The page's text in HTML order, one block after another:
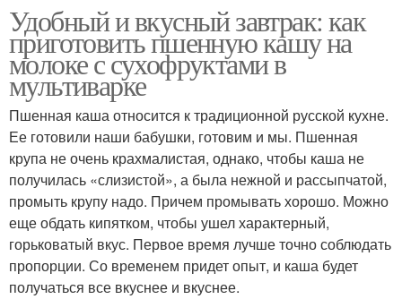
Удобный и вкусный завтрак: как
приготовить пшенную кашу на
молоке с сухофруктами в
мультиварке
Пшенная каша относится к традиционной русской кухне.
Ее готовили наши бабушки, готовим и мы. Пшенная
крупа не очень крахмалистая, однако, чтобы каша не
получилась «слизистой», а была нежной и рассыпчатой,
промыть крупу надо. Причем промывать хорошо. Можно
еще обдать кипятком, чтобы ушел характерный,
горьковатый вкус. Первое время лучше точно соблюдать
пропорции. Со временем придет опыт, и каша будет
получаться все вкуснее и вкуснее.